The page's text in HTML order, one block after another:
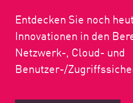
Entdecken Sie noch
Innovationen in den
Netzwerk-, Cloud- und
Benutzer-/